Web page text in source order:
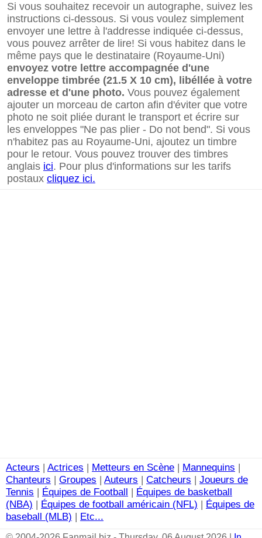
Si vous souhaitez recevoir un autographe, suivez les
instructions ci-dessous. Si vous voulez simplement
envoyer une lettre à l'addresse indiquée ci-dessus,
vous pouvez arrêter de lire! Si vous habitez dans le
même pays que le destinataire (Royaume-Uni)
envoyez votre lettre accompagnée d'une
enveloppe timbrée (21.5 X 10 cm), libéllée à votre
adresse et d'une photo. Vous pouvez également
ajouter un morceau de carton afin d'éviter que votre
photo ne soit pliée durant le transport et écrire sur
les enveloppes "Ne pas plier - Do not bend". Si vous
n'habitez pas au Royaume-Uni, ajoutez un timbre
pour le retour. Vous pouvez trouver des timbres
anglais ici. Pour plus d'informations sur les tarifs
postaux cliquez ici.
Acteurs | Actrices | Metteurs en Scène | Mannequins |
Chanteurs | Groupes | Auteurs | Catcheurs | Joueurs de
Tennis | Équipes de Football | Équipes de basketball
(NBA) | Équipes de football américain (NFL) | Équipes de
baseball (MLB) | Etc...